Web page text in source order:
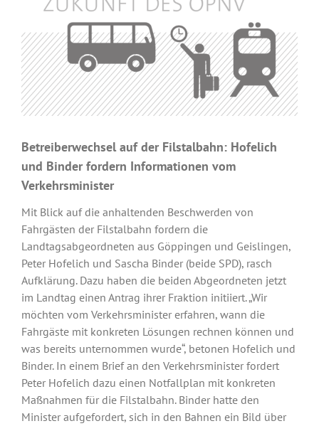
Betreiberwechsel auf der Filstalbahn: Hofelich
und Binder fordern Informationen vom
Verkehrsminister
Mit Blick auf die anhaltenden Beschwerden von
Fahrgästen der Filstalbahn fordern die
Landtagsabgeordneten aus Göppingen und Geislingen,
Peter Hofelich und Sascha Binder (beide SPD), rasch
Aufklärung. Dazu haben die beiden Abgeordneten jetzt
im Landtag einen Antrag ihrer Fraktion initiiert. „Wir
möchten vom Verkehrsminister erfahren, wann die
Fahrgäste mit konkreten Lösungen rechnen können und
was bereits unternommen wurde“, betonen Hofelich und
Binder. In einem Brief an den Verkehrsminister fordert
Peter Hofelich dazu einen Notfallplan mit konkreten
Maßnahmen für die Filstalbahn. Binder hatte den
Minister aufgefordert, sich in den Bahnen ein Bild über